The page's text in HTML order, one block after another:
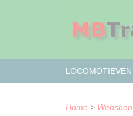
LOCOMOTIEVEN
Home > Webshop